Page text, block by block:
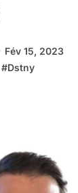
Fév 15, 2023
#Dstny